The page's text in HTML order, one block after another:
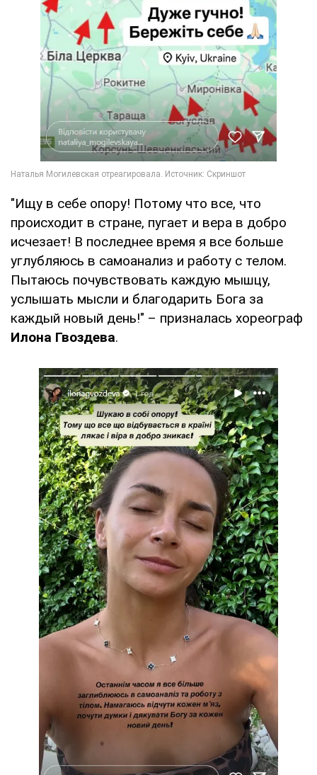
"Ищу в себе опору! Потому что все, что
происходит в стране, пугает и вера в добро
исчезает! В последнее время я все больше
углубляюсь в самоанализ и работу с телом.
Пытаюсь почувствовать каждую мышцу,
услышать мысли и благодарить Бога за
каждый новый день!" – призналась хореограф
Илона Гвоздева.